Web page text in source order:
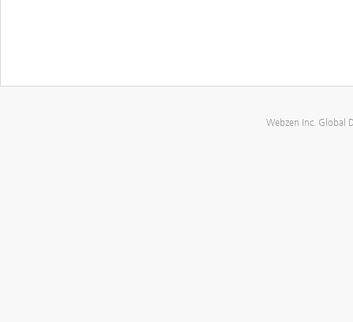
Webzen Inc. Global